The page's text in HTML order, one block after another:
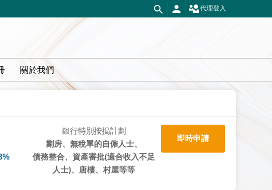
代理登入
關於我們
銀行特別按揭計劃
劏房、無稅單的自僱人士、
債務整合、資產審批(適合收入不足
人士)、唐樓、村屋等等
即時申請